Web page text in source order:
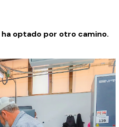
optado por otro camino.